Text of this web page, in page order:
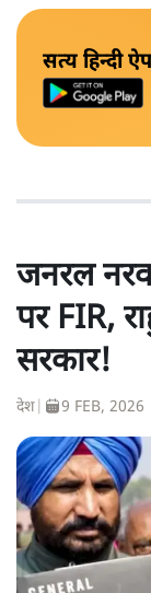
सत्य हिन्दी
जनरल
पर FIR,
सरकार!
देश 9 FEB, 2026